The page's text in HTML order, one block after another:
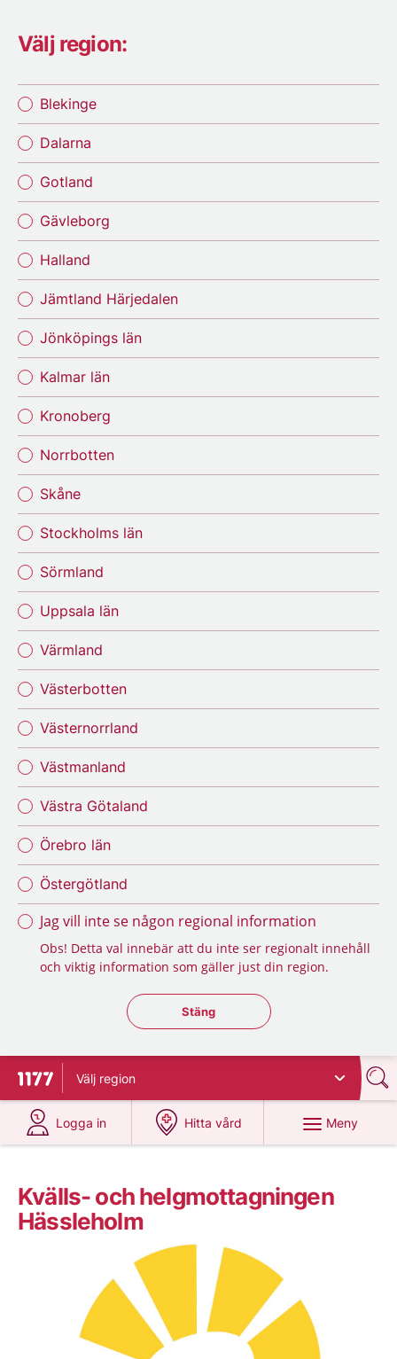
Välj region:
Blekinge
Dalarna
Gotland
Gävleborg
Halland
Jämtland Härjedalen
Jönköpings län
Kalmar län
Kronoberg
Norrbotten
Skåne
Stockholms län
Sörmland
Uppsala län
Värmland
Västerbotten
Västernorrland
Västmanland
Västra Götaland
Örebro län
Östergötland
Jag vill inte se någon regional information
Obs! Detta val innebär att du inte ser regionalt innehåll
och viktig information som gäller just din region.
Stäng regionsväljaren
Stäng
Till startsidan för 1177
Välj region
Logga in
på 1177.se
Hitta vård
på 1177.se
Meny
Kvälls- och helgmottagningen
Hässleholm